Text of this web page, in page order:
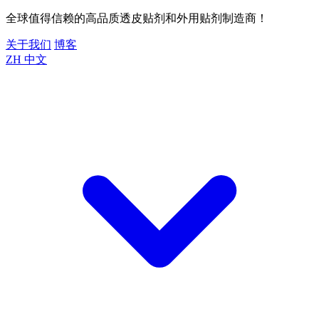
全球值得信赖的高品质透皮贴剂和外用贴剂制造商！
关于我们 博客
ZH 中文